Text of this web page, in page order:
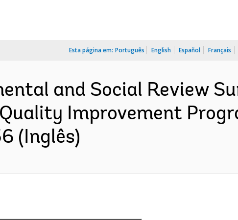
Esta página em: Português English Español Français
and Social Review
Improvement
(Inglês)